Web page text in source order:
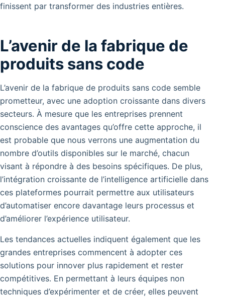
finissent par transformer des industries entières.
L’avenir de la fabrique de
produits sans code
L’avenir de la fabrique de produits sans code semble
prometteur, avec une adoption croissante dans divers
secteurs. À mesure que les entreprises prennent
conscience des avantages qu’offre cette approche, il
est probable que nous verrons une augmentation du
nombre d’outils disponibles sur le marché, chacun
visant à répondre à des besoins spécifiques. De plus,
l’intégration croissante de l’intelligence artificielle dans
ces plateformes pourrait permettre aux utilisateurs
d’automatiser encore davantage leurs processus et
d’améliorer l’expérience utilisateur.
Les tendances actuelles indiquent également que les
grandes entreprises commencent à adopter ces
solutions pour innover plus rapidement et rester
compétitives. En permettant à leurs équipes non
techniques d’expérimenter et de créer, elles peuvent